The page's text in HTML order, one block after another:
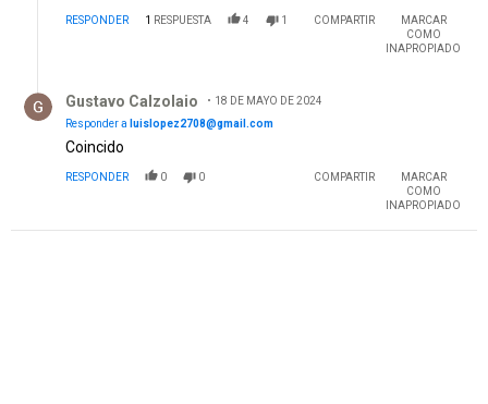
RESPONDER 1 RESPUESTA 4 1 COMPARTIR
MARCAR
COMO
INAPROPIADO
Gustavo Calzolaio
18 DE MAYO DE 2024
Responder a luislopez2708@gmail.com
Coincido
RESPONDER 0 0 COMPARTIR
MARCAR
COMO
INAPROPIADO